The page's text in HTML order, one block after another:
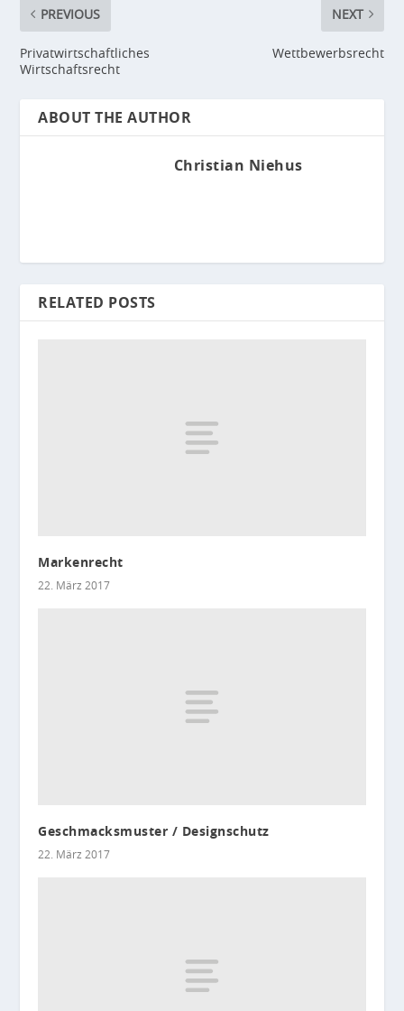
PREVIOUS
Privatwirtschaftliches
Wirtschaftsrecht
NEXT
Wettbewerbsrecht
ABOUT THE AUTHOR
Christian Niehus
RELATED POSTS
Markenrecht
22. März 2017
Geschmacksmuster / Designschutz
22. März 2017